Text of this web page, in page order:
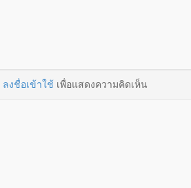
ลงชื่อเข้าใช้เพื่อแสดงความคิดเห็น